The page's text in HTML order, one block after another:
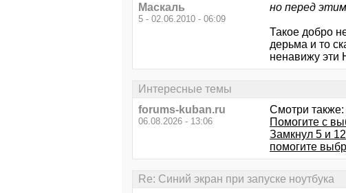
Маскаль
5 - 02.06.2010 - 06:09
но перед
Такое добро
дерьма и то
ненавижу эти
Интересные темы
forums-kuban.ru
06.08.2026 - 13:06
Смотри также:
Помогите с
Замкнул 5 и
помогите
Re: Синий экран при запуске ноутбука